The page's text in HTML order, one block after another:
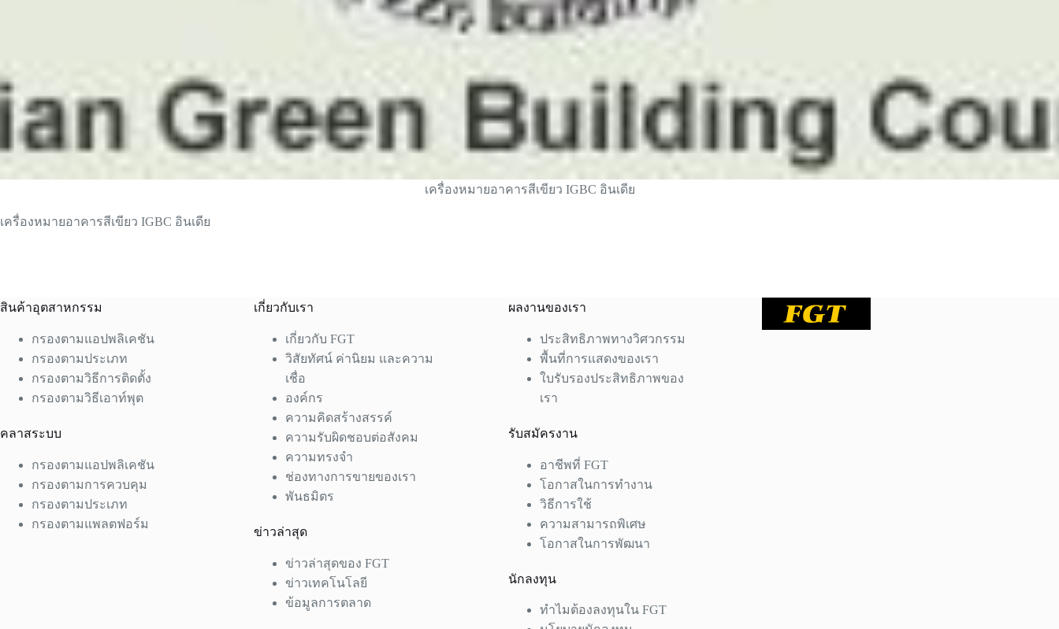
เครื่องหมายอาคารสีเขียว IGBC อินเดีย
เครื่องหมายอาคารสีเขียว IGBC อินเดีย
สินค้าอุตสาหกรรม
กรองตามแอปพลิเคชัน
กรองตามประเภท
กรองตามวิธีการติดตั้ง
กรองตามวิธีเอาท์พุต
คลาสระบบ
กรองตามแอปพลิเคชัน
กรองตามการควบคุม
กรองตามประเภท
กรองตามแพลตฟอร์ม
เกี่ยวกับเรา
เกี่ยวกับ FGT
วิสัยทัศน์ ค่านิยม และความ
เชื่อ
องค์กร
ความคิดสร้างสรรค์
ความรับผิดชอบต่อสังคม
ความทรงจำ
ช่องทางการขายของเรา
พันธมิตร
ข่าวล่าสุด
ข่าวล่าสุดของ FGT
ข่าวเทคโนโลยี
ข้อมูลการตลาด
ผลงานของเรา
ประสิทธิภาพทางวิศวกรรม
พื้นที่การแสดงของเรา
ใบรับรองประสิทธิภาพของ
เรา
รับสมัครงาน
อาชีพที่ FGT
โอกาสในการทำงาน
วิธีการใช้
ความสามารถพิเศษ
โอกาสในการพัฒนา
นักลงทุน
ทำไมต้องลงทุนใน FGT